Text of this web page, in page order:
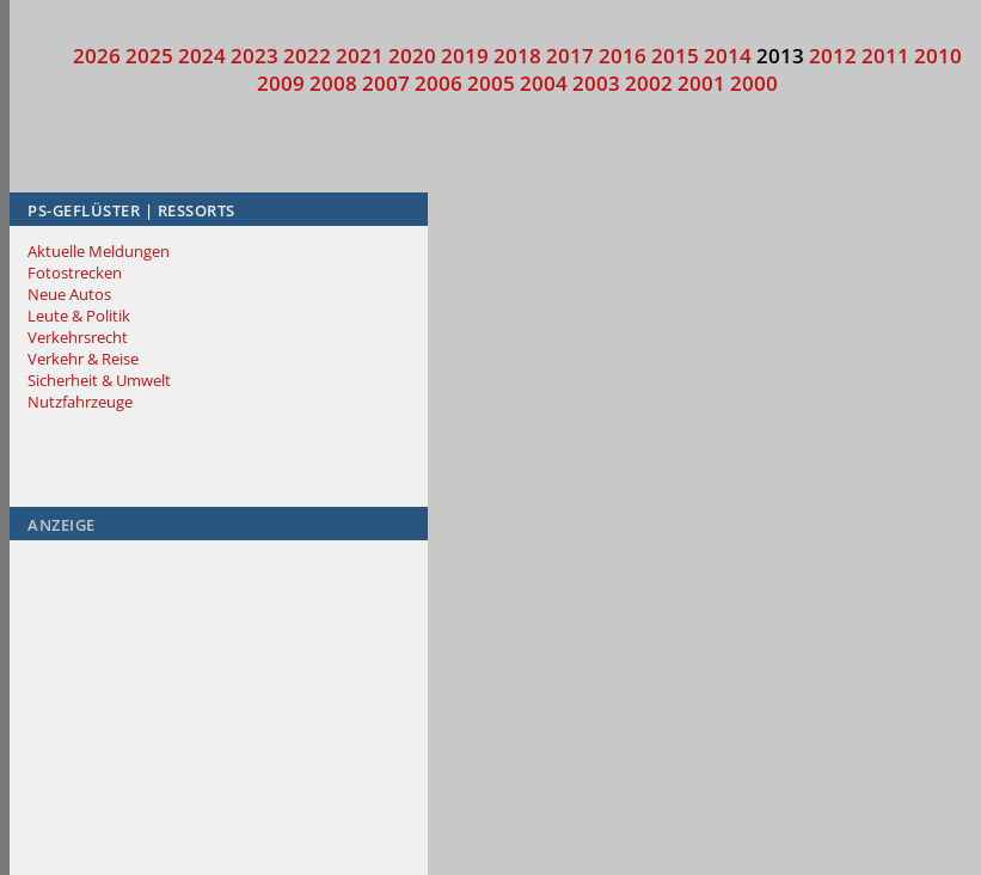
2026 2025 20242023 2022 2021 2020 2019 2018 2017 2016 2015 20142013 2012 2011 2010
2009 2008 2007 2006 2005 20042003 2002 2001 2000
PS-GEFLÜSTER | RESSORTS
Aktuelle Meldungen
Fotostrecken
Neue Autos
Leute & Politik
Verkehrsrecht
Verkehr & Reise
Sicherheit & Umwelt
Nutzfahrzeuge
ANZEIGE